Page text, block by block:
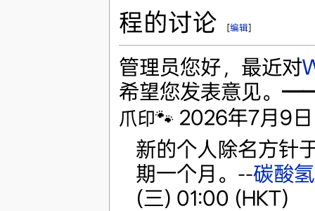
程的讨论 [编辑]
管理员您好，最近对
希望您发表意见。
爪印🐾 2026年7月9日
新的个人除名方针
期一个月。--碳酸
(三) 01:00 (HKT)